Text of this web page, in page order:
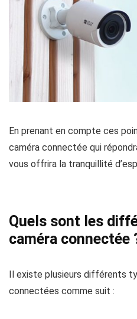
En prenant en compte ces
caméra connectée qui
vous offrira la tranquillité
Quels sont les
caméra connectée
Il existe plusieurs différents
connectées comme suit :